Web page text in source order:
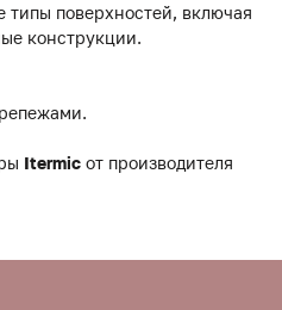
поверхностей, включая
конструкции.
Itermic от производителя